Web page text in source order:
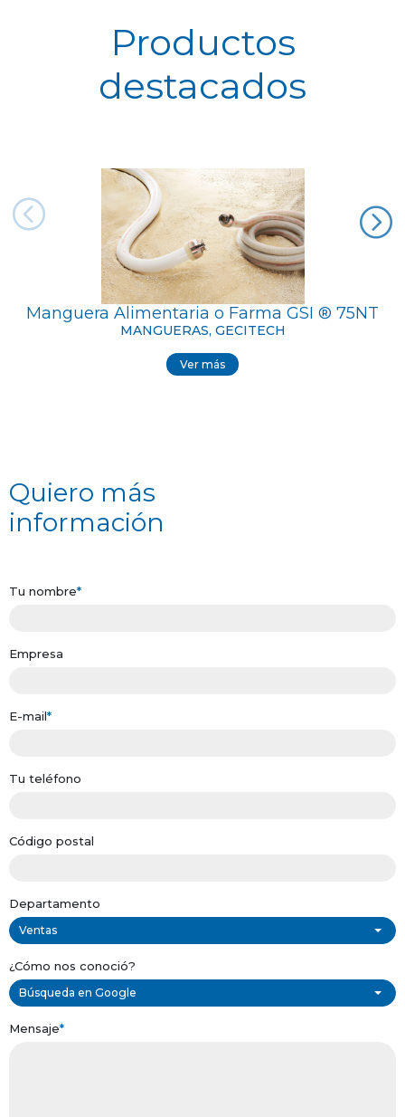
Productos
destacados
Manguera Alimentaria o Farma GSI ® 75NT
MANGUERAS, GECITECH
Ver más
Quiero más
información
Tu nombre*
Empresa
E-mail*
Tu teléfono
Código postal
Departamento
Ventas
¿Cómo nos conoció?
Búsqueda en Google
Mensaje*